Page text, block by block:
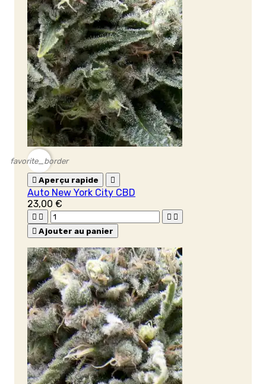
favorite_border
 Aperçu rapide 
Auto New York City CBD
23,00 €
   
 Ajouter au panier